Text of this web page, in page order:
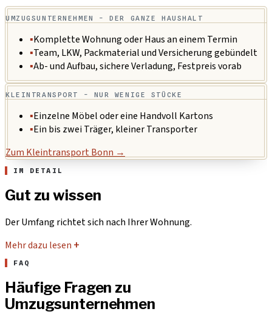
UMZUGSUNTERNEHMEN - DER GANZE HAUSHALT
▪Komplette Wohnung oder Haus an einem Termin
▪Team, LKW, Packmaterial und Versicherung gebündelt
▪Ab- und Aufbau, sichere Verladung, Festpreis vorab
KLEINTRANSPORT - NUR WENIGE STÜCKE
▪Einzelne Möbel oder eine Handvoll Kartons
▪Ein bis zwei Träger, kleiner Transporter
Zum Kleintransport Bonn →
IM DETAIL
Gut zu wissen
Der Umfang richtet sich nach Ihrer Wohnung.
Mehr dazu lesen +
FAQ
Häufige Fragen zu
Umzugsunternehmen